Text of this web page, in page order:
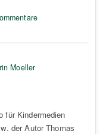
Moeller
für Kindermedien
der Autor Thomas